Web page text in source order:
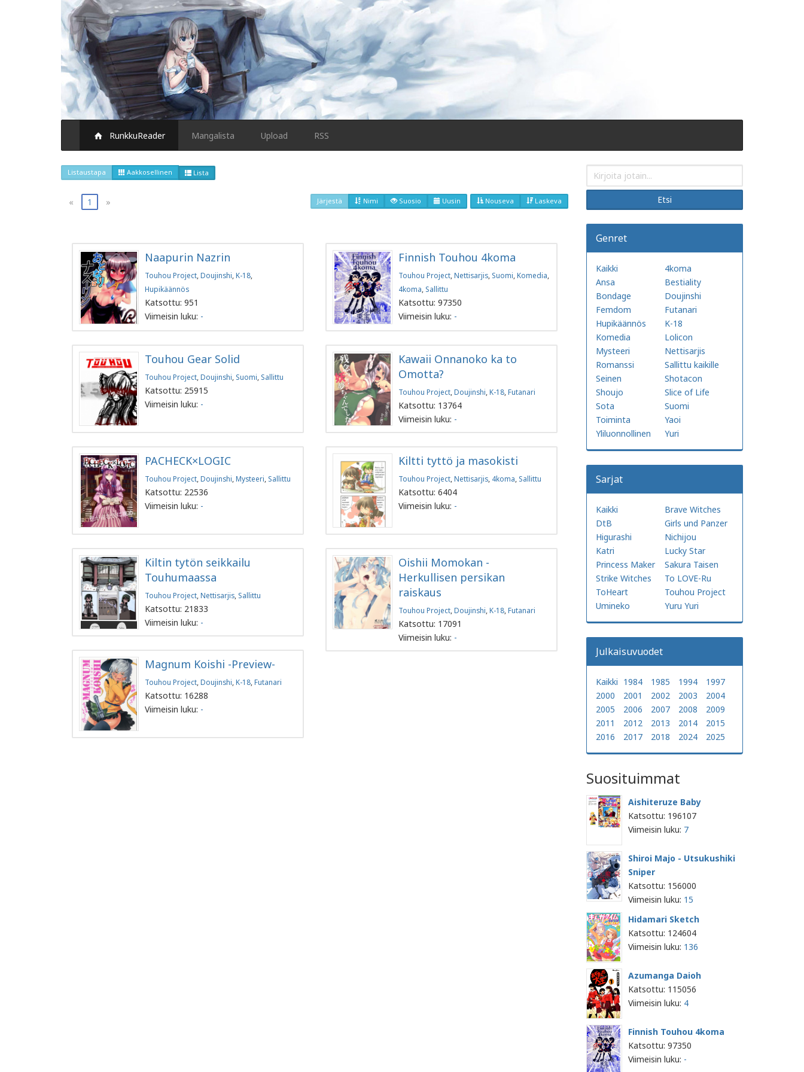
RunkkuReader Mangalista Upload RSS
Listaustapa Aakkosellinen Lista
« 1 » Nouseva Laskeva
Järjestä Nimi Suosio Uusin
Naapurin Nazrin
Touhou Project Doujinshi K-18
Hupikäännös
Katsottu: 951
Viimeisin luku: -
Finnish Touhou 4koma
Touhou Project, Nettisarjis, Suomi Komedia
4koma Sallittu
Katsottu: 97350
Viimeisin luku: -
Touhou Gear Solid
Touhou Project Doujinshi Suomi Sallittu
Katsottu: 25915
Viimeisin luku: -
Kawaii Onnanoko ka to
Omotta?
Touhou Project, Doujinshi K-18, Futanari
Katsottu: 13764
Viimeisin luku: -
PACHECK×LOGIC
Touhou Project Doujinshi Mysteeri Sallittu
Katsottu: 22536
Viimeisin luku: -
Kiltti tyttö ja masokisti
Touhou Project, Nettisarjis, 4koma Sallittu
Katsottu: 6404
Viimeisin luku: -
Kiltin tytön seikkailu
Touhumaassa
Touhou Project Nettisarjis Sallittu
Katsottu: 21833
Viimeisin luku: -
Oishii Momokan -
Herkullisen persikan
raiskaus
Touhou Project, Doujinshi K-18, Futanari
Katsottu: 17091
Viimeisin luku: -
Magnum Koishi -Preview-
Touhou Project Doujinshi K-18 Futanari
Katsottu: 16288
Viimeisin luku: -
Etsi
Genret
Kaikki
4koma
Ansa
Bestiality
Bondage
Doujinshi
Femdom
Futanari
Hupikäännös
K-18
Komedia
Lolicon
Mysteeri
Nettisarjis
Romanssi
Sallittu kaikille
Seinen
Shotacon
Shoujo
Slice of Life
Sota
Suomi
Toiminta
Yaoi
Yliluonnollinen
Yuri
Sarjat
Kaikki
Brave Witches
DtB
Girls und Panzer
Higurashi
Nichijou
Katri
Lucky Star
Princess Maker
Sakura Taisen
Strike Witches
To LOVE-Ru
ToHeart
Touhou Project
Umineko
Yuru Yuri
Julkaisuvuodet
Kaikki 1984 1985 1994
1997
2000
2001 2002 2003
2004
2005
2006 2007 2008
2009
2011
2012 2013 2014
2015
2016
2017 2018 2024 2025
Suosituimmat
Aishiteruze Baby
Katsottu: 196107
Viimeisin luku: 7
Shiroi Majo - Utsukushiki
Sniper
Katsottu: 156000
Viimeisin luku: 15
Hidamari Sketch
Katsottu: 124604
Viimeisin luku: 136
Azumanga Daioh
Katsottu: 115056
Viimeisin luku: 4
Finnish Touhou 4koma
Katsottu: 97350
Viimeisin luku: -